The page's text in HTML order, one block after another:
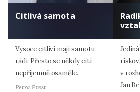
Citlivá samota
Vysoce citliví mají samotu
rádi. Přesto se někdy cítí
nepříjemně osaměle.
Petra Prest
v
Jan